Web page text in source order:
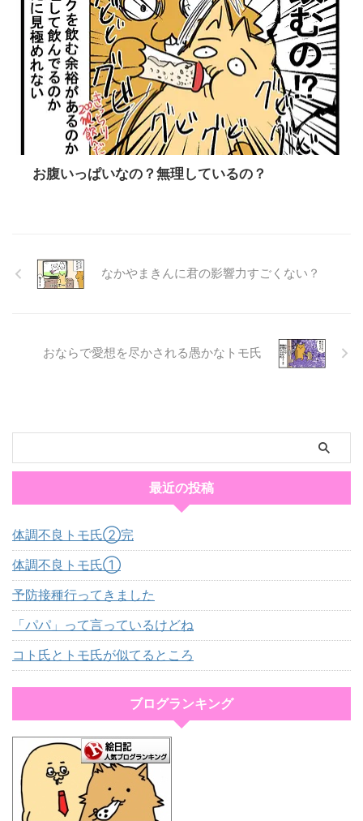
お腹いっぱいなの？無理しているの？
なかやまきんに君の影響力すごくない？
おならで愛想を尽かされる愚かなトモ氏
最近の投稿
体調不良トモ氏②完
体調不良トモ氏①
予防接種行ってきました
「パパ」って言っているけどね
コト氏とトモ氏が似てるところ
ブログランキング